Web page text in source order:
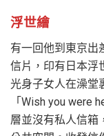
浮世繪
有一回他到東京出
信片，印有日本浮
光身子女人在澡堂
「Wish you were
層並沒有私人信箱